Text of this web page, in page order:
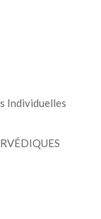
Individuelles